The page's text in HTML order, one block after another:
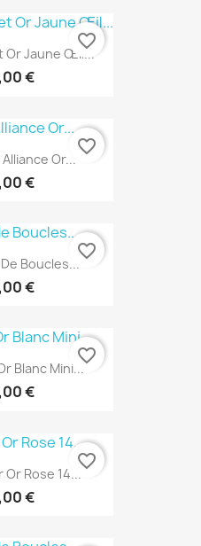
Or Jaune Œil...
€
favorite_border
Alliance Or...
€
favorite_border
Boucles...
€
favorite_border
Blanc Mini...
€
favorite_border
Or Rose 14...
€
favorite_border